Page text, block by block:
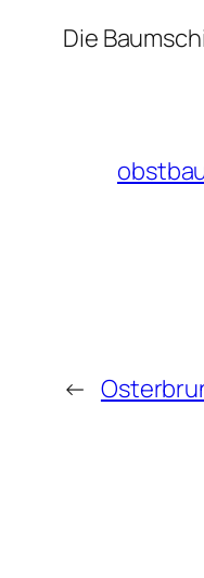
Die
←